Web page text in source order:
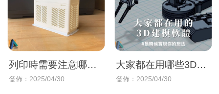
列印時需要注意哪
些？
發佈：2025/04/30
大家都在用哪些3D軟
體？【台中Bambu
發佈：2025/04/30